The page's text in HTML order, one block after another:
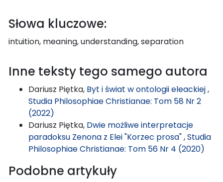
Słowa kluczowe:
intuition, meaning, understanding, separation
Inne teksty tego samego autora
Dariusz Piętka, Byt i świat w ontologii eleackiej,
Studia Philosophiae Christianae: Tom 58 Nr 2
(2022)
Dariusz Piętka, Dwie możliwe interpretacje
paradoksu Zenona z Elei "Korzec prosa",Studia
Philosophiae Christianae: Tom 56 Nr 4 (2020)
Podobne artykuły